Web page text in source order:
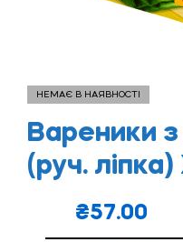
НЕМАЄ В НАЯВНОСТІ
Вареники
(руч.
₴57.00